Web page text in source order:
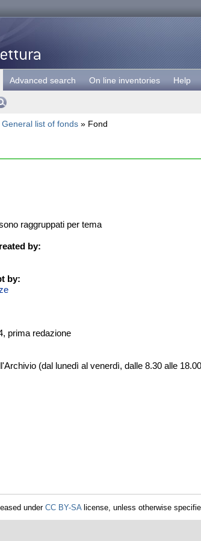
Advanced search On line inventories Help
General list of fonds » Fond
raggruppati per tema
by:
by:
prima redazione
(dal lunedì al venerdì, dalle 8.30 alle
under CC BY-SAlicense, unless otherwise